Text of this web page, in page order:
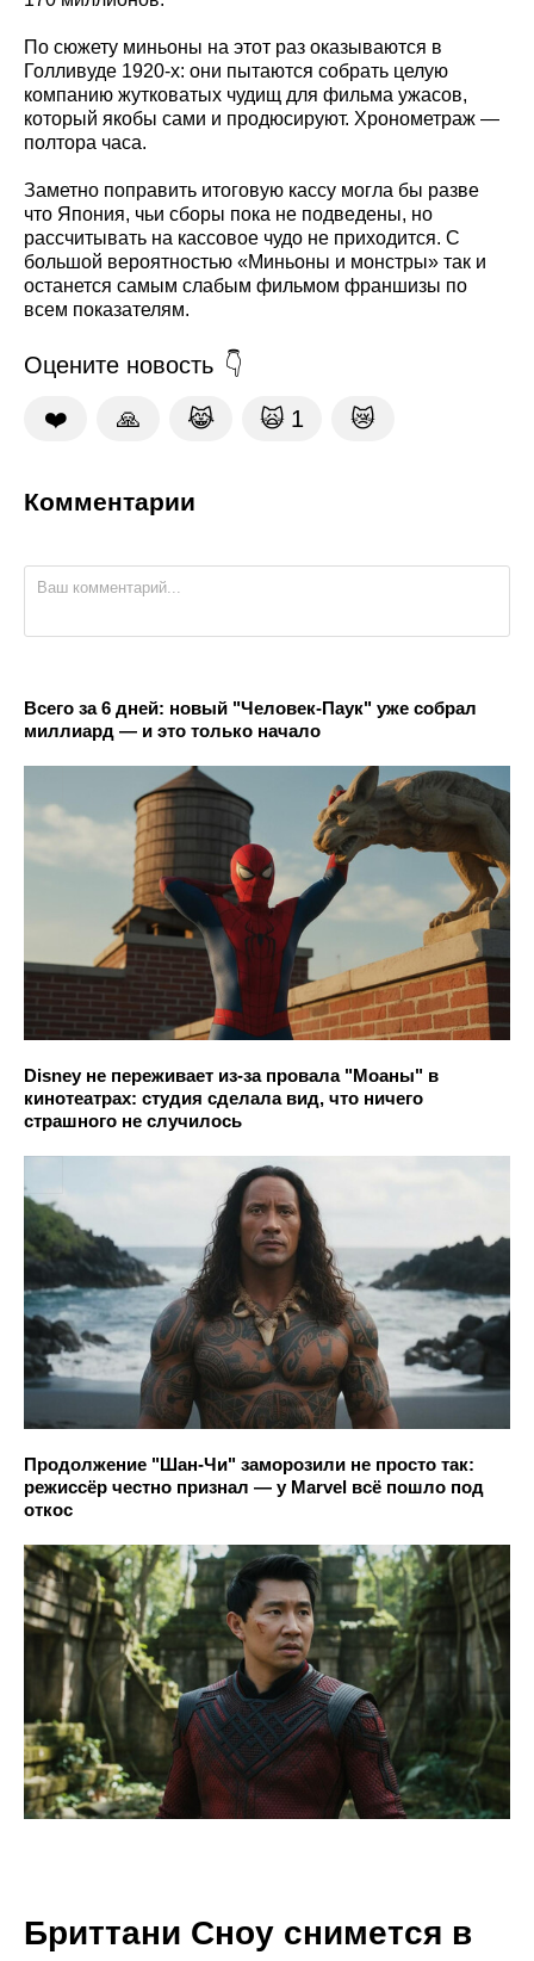
По сюжету миньоны на этот раз оказываются в
Голливуде 1920-х: они пытаются собрать целую
компанию жутковатых чудищ для фильма ужасов,
который якобы сами и продюсируют. Хронометраж —
полтора часа.
Заметно поправить итоговую кассу могла бы разве
что Япония, чьи сборы пока не подведены, но
рассчитывать на кассовое чудо не приходится. С
большой вероятностью «Миньоны и монстры» так и
останется самым слабым фильмом франшизы по
всем показателям.
Оцените новость
❤️ 🙏 😹 🙀 1 😿
Комментарии
Всего за 6 дней: новый "Человек-Паук" уже собрал
миллиард — и это только начало
Disney не переживает из-за провала "Моаны" в
кинотеатрах: студия сделала вид, что ничего
страшного не случилось
Продолжение "Шан-Чи" заморозили не просто так:
режиссёр честно признал — у Marvel всё пошло под
откос
Бриттани Сноу снимется в